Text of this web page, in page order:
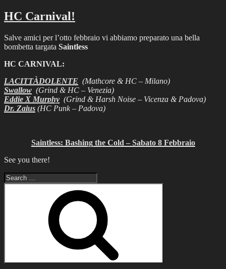
HC Carnival!
Salve amici per l’otto febbraio vi abbiamo preparato una bella
bombetta targata Saintless
HC CARNIVAL:
LACITTÀDOLENTE (Mathcore & HC – Milano)
Swallow (Grind & HC – Venezia)
Eddie X Murphy (Grind & Harsh Noise – Vicenza & Padova)
Dr. Zaius (HC Punk – Padova)
Saintless: Bashing the Cold – Sabato 8 Febbraio
See you there!
Search
for: